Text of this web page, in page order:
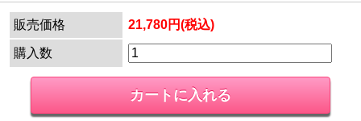
販売価格 21,780円(税込)
購入数